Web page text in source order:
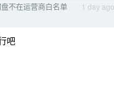
1 day ago
不在运营商白名单
吧